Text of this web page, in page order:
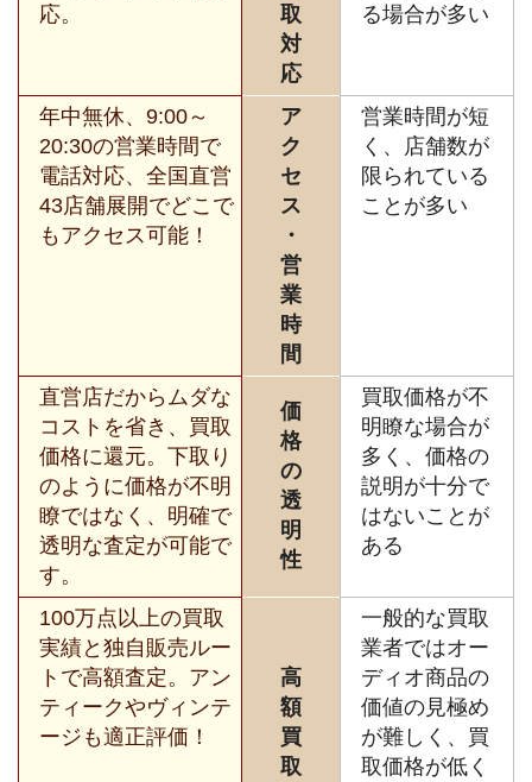
応。
取
対
応
る場合が多い
年中無休、9:00～
20:30の営業時間で
電話対応、全国直営
43店舗展開でどこで
もアクセス可能！
ア
ク
セ
ス
・
営
業
時
間
営業時間が短
く、店舗数が
限られている
ことが多い
直営店だからムダな
コストを省き、買取
価格に還元。下取り
のように価格が不明
瞭ではなく、明確で
透明な査定が可能で
す。
価
格
の
透
明
性
買取価格が不
明瞭な場合が
多く、価格の
説明が十分で
はないことが
ある
100万点以上の買取
実績と独自販売ルー
トで高額査定。アン
ティークやヴィンテ
ージも適正評価！
高
額
買
取
一般的な買取
業者ではオー
ディオ商品の
価値の見極め
が難しく、買
取価格が低く